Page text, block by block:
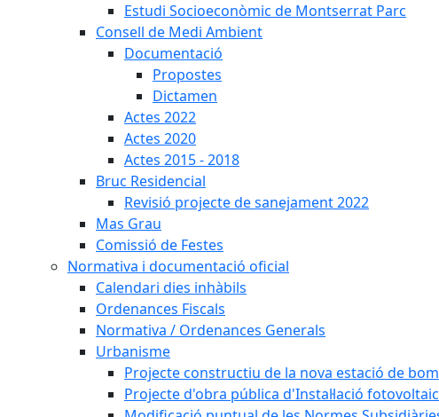
Estudi Socioeconòmic de Montserrat Parc
Consell de Medi Ambient
Documentació
Propostes
Dictamen
Actes 2022
Actes 2020
Actes 2015 - 2018
Bruc Residencial
Revisió projecte de sanejament 2022
Mas Grau
Comissió de Festes
Normativa i documentació oficial
Calendari dies inhàbils
Ordenances Fiscals
Normativa / Ordenances Generals
Urbanisme
Projecte constructiu de la nova estació de
Projecte d'obra pública d'Instal·lació